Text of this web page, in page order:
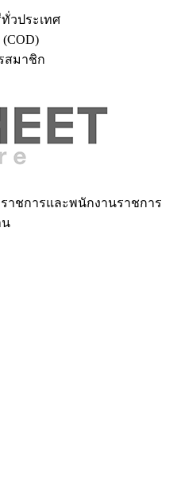
วประเทศ
สมาชิก
าชการและพนักงานราชการ
น